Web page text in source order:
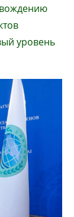
уровень